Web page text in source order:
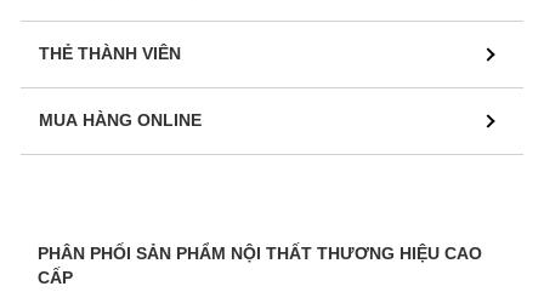
THẺ THÀNH VIÊN
MUA HÀNG ONLINE
PHÂN PHỐI SẢN PHẨM NỘI THẤT THƯƠNG HIỆU CAO
CẤP